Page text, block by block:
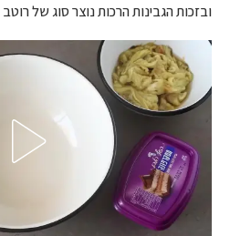
ובזכות הגבינות הרכות נוצר סוג של